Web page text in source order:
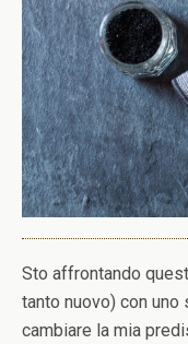
Sto affrontando
tanto nuovo) con
cambiare la mia